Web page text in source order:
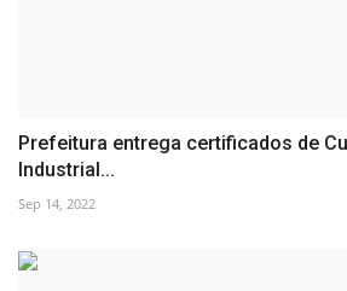
Prefeitura entrega certificados de
Industrial...
Sep 14, 2022